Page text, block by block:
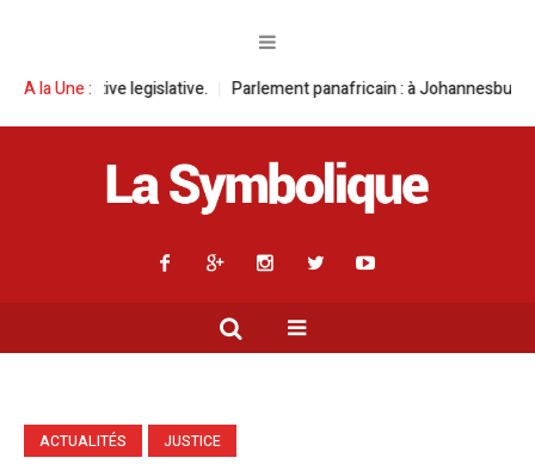
A la Une :Parlement panafricain : à Johannesburg, Aimé Boji Sangara
ACTUALITÉS JUSTICE